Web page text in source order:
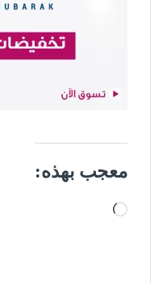
معجب بهذه:
جاري التحميل…